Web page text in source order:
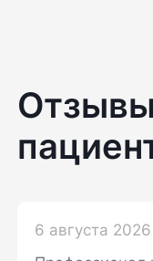
6 августа 2026